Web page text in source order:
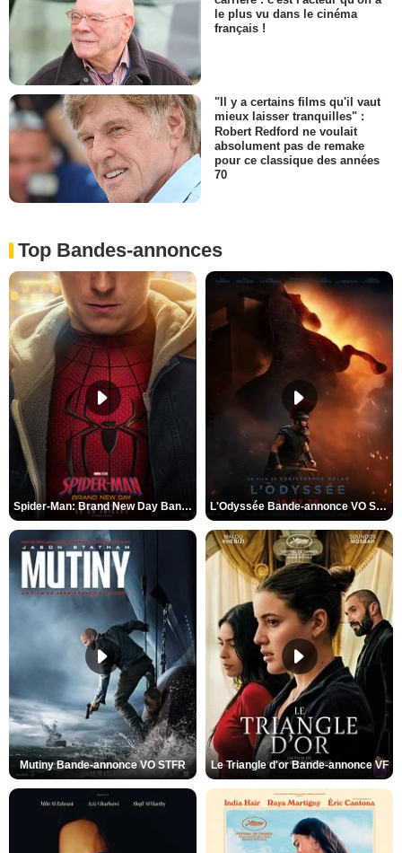
le plus vu dans le cinéma
français !
"Il y a certains films qu'il vaut
mieux laisser tranquilles" :
Robert Redford ne voulait
absolument pas de remake
pour ce classique des années
70
Top Bandes-annonces
Spider-Man: Brand New Day Bande-annonce VO STFR L'Odyssée Bande-annonce VO STFR
Mutiny Bande-annonce VO STFR Le Triangle d'or Bande-annonce VF